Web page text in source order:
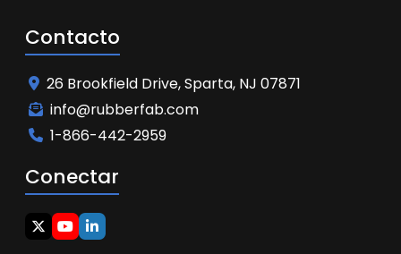
Contacto
26 Brookfield Drive, Sparta, NJ 07871
info@rubberfab.com
1-866-442-2959
Conectar